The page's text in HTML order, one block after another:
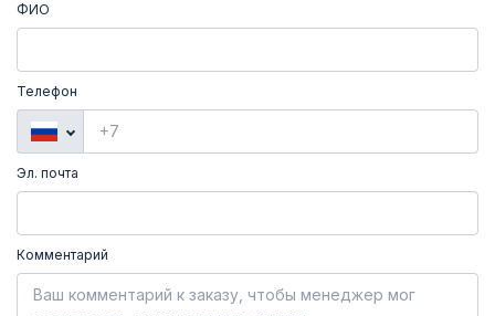
ФИО
Телефон
Эл. почта
Комментарий